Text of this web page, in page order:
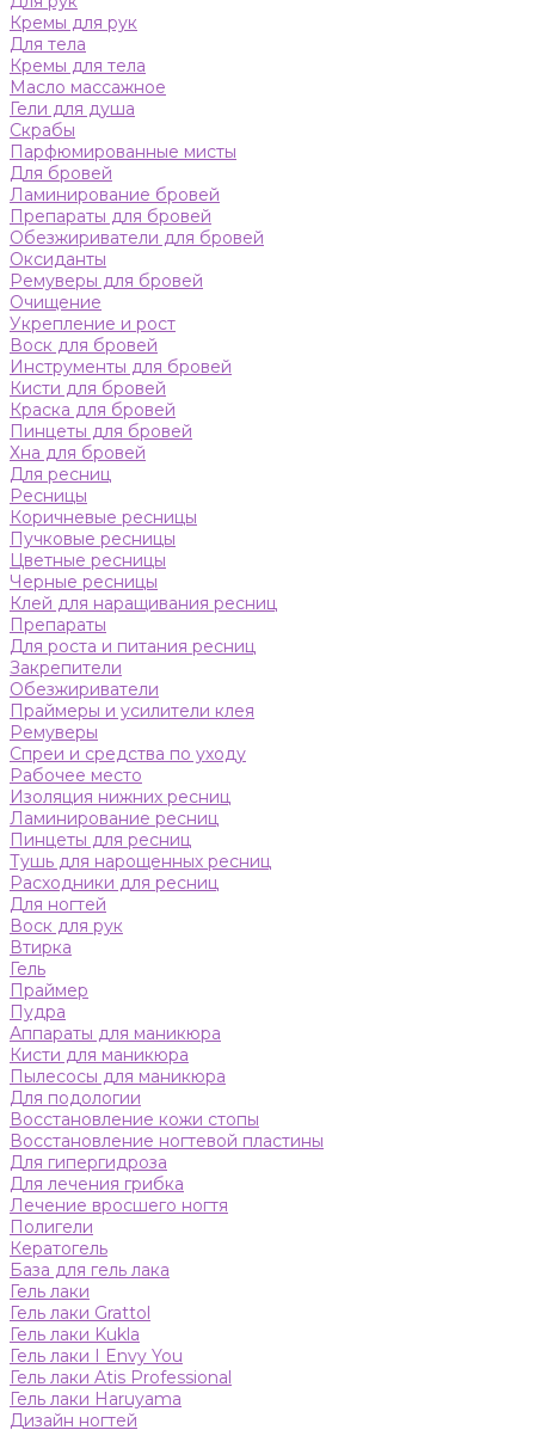
Кремы для рук
Для тела
Кремы для тела
Масло массажное
Гели для душа
Скрабы
Парфюмированные мисты
Для бровей
Ламинирование бровей
Препараты для бровей
Обезжириватели для бровей
Оксиданты
Ремуверы для бровей
Очищение
Укрепление и рост
Воск для бровей
Инструменты для бровей
Кисти для бровей
Краска для бровей
Пинцеты для бровей
Хна для бровей
Для ресниц
Ресницы
Коричневые ресницы
Пучковые ресницы
Цветные ресницы
Черные ресницы
Клей для наращивания ресниц
Препараты
Для роста и питания ресниц
Закрепители
Обезжириватели
Праймеры и усилители клея
Ремуверы
Спреи и средства по уходу
Рабочее место
Изоляция нижних ресниц
Ламинирование ресниц
Пинцеты для ресниц
Тушь для нарощенных ресниц
Расходники для ресниц
Для ногтей
Воск для рук
Втирка
Гель
Праймер
Пудра
Аппараты для маникюра
Кисти для маникюра
Пылесосы для маникюра
Для подологии
Восстановление кожи стопы
Восстановление ногтевой пластины
Для гипергидроза
Для лечения грибка
Лечение вросшего ногтя
Полигели
Кератогель
База для гель лака
Гель лаки
Гель лаки Grattol
Гель лаки Kukla
Гель лаки I Envy You
Гель лаки Atis Professional
Гель лаки Haruyama
Дизайн ногтей